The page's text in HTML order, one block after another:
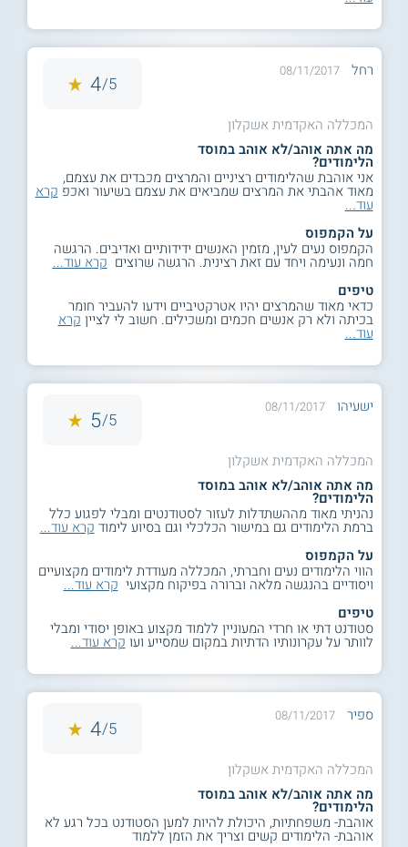
רחל 08/11/2017
5/
4
המכללה האקדמית אשקלון
מה אתה אוהב/לא אוהב במוסד
הלימודים?
אני אוהבת שהלימודים רציניים והמרצים מכבדים את עצמם,
מאוד אהבתי את המרצים שמביאים את עצמם בשיעור ואכפ קרא
עוד...
על הקמפוס
הקמפוס נעים לעין, מזמין האנשים ידידותיים ואדיבים. הרגשה
חמה ונעימה ויחד עם זאת רצינית. הרגשה שרוצים קרא עוד...
טיפים
כדאי מאוד שהמרצים יהיו אטרקטיביים וידעו להעביר חומר
בכיתה ולא רק אנשים חכמים ומשכילים. חשוב לי לציין קרא
עוד...
ישעיהו 08/11/2017
5/
5
המכללה האקדמית אשקלון
מה אתה אוהב/לא אוהב במוסד
הלימודים?
נהניתי מאוד מההשתדלות לעזור לסטודנטים ומבלי לפגוע כלל
ברמת הלימודים גם במישור הכלכלי וגם בסיוע לימוד קרא עוד...
על הקמפוס
הווי הלימודים נעים וחברתי, המכללה מעודדת לימודים מקצועיים
ויסודיים בהנגשה מלאה וברורה בפיקוח מקצועי קרא עוד...
טיפים
סטודנט דתי או חרדי המעוניין ללמוד מקצוע באופן יסודי ומבלי
לוותר על עקרונותיו הדתיות במקום שמסייע ועו קרא עוד...
ספיר 08/11/2017
5/
4
המכללה האקדמית אשקלון
מה אתה אוהב/לא אוהב במוסד
הלימודים?
אוהבת- משפחתיות, היכולת להיות למען הסטודנט בכל רגע לא
אוהבת- הלימודים קשים וצריך את הזמן ללמוד